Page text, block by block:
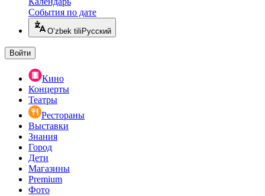
События по дате
O’zbek tili Русский
Войти
Кино
Концерты
Театры
Рестораны
Выставки
Знания
Город
Дети
Магазины
Premium
Фото